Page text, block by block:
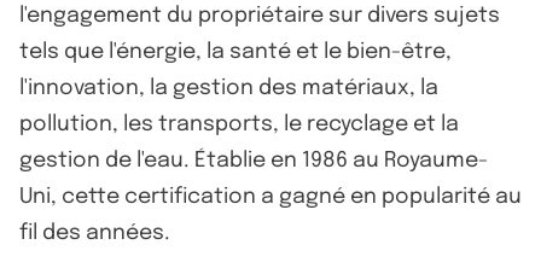
l'engagement du propriétaire sur divers sujets
tels que l'énergie, la santé et le bien-être,
l'innovation, la gestion des matériaux, la
pollution, les transports, le recyclage et la
gestion de l'eau. Établie en 1986 au Royaume-
Uni, cette certification a gagné en popularité au
fil des années.